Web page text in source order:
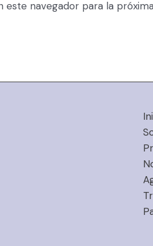
navegador para la